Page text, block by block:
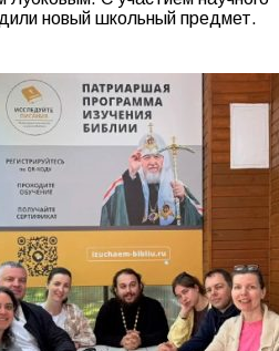
новый школьный предмет.